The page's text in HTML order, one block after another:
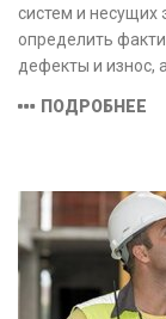
систем и несущих
определить
дефекты и износ,
ПОДРОБНЕЕ